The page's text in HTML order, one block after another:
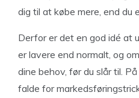
dig til at købe mere, end du
Derfor er det en god idé at
er lavere end normalt, og
dine behov, før du slår til.
falde for